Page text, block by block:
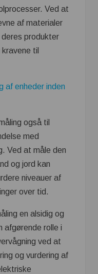
Ved at
af materialer
produkter
til
af enheder inden
også til
med
Ved at måle den
og jord kan
niveauer af
over tid.
en alsidig og
afgørende rolle i
ved at
og vurdering af